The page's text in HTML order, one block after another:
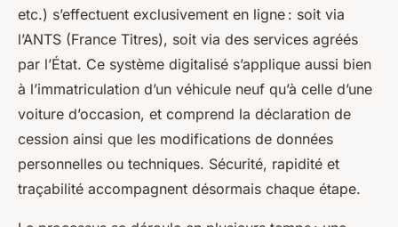
etc.) s’effectuent exclusivement en ligne : soit via
l’ANTS (France Titres), soit via des services agréés
par l’État. Ce système digitalisé s’applique aussi bien
à l’immatriculation d’un véhicule neuf qu’à celle d’une
voiture d’occasion, et comprend la déclaration de
cession ainsi que les modifications de données
personnelles ou techniques. Sécurité, rapidité et
traçabilité accompagnent désormais chaque étape.